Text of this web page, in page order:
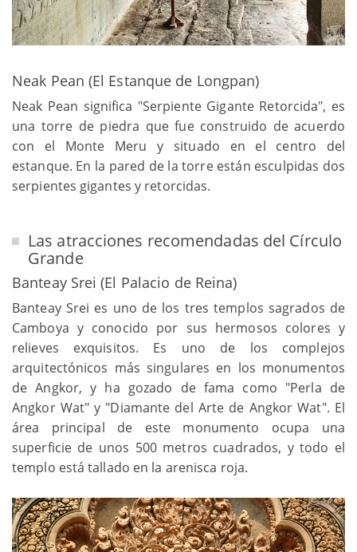
Neak Pean (El Estanque de Longpan)
Neak Pean significa "Serpiente Gigante Retorcida", es
una torre de piedra que fue construido de acuerdo
con el Monte Meru y situado en el centro del
estanque. En la pared de la torre están esculpidas dos
serpientes gigantes y retorcidas.
Las atracciones recomendadas del Círculo
Grande
Banteay Srei (El Palacio de Reina)
Banteay Srei es uno de los tres templos sagrados de
Camboya y conocido por sus hermosos colores y
relieves exquisitos. Es uno de los complejos
arquitectónicos más singulares en los monumentos
de Angkor, y ha gozado de fama como "Perla de
Angkor Wat" y "Diamante del Arte de Angkor Wat". El
área principal de este monumento ocupa una
superficie de unos 500 metros cuadrados, y todo el
templo está tallado en la arenisca roja.